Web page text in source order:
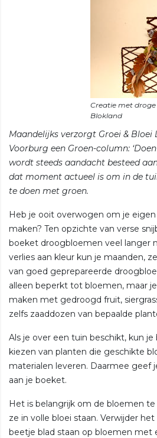
Creatie met
Maandelijks verzorgt Groei & Bloei
Voorburg een Groen-column:
wordt steeds aandacht besteed
dat moment actueel is om in de
te doen met groen.
Heb je ooit overwogen om je
maken? Ten opzichte van verse
boeket droogbloemen veel langer
verlies aan kleur kun je maanden,
van goed geprepareerde
alleen beperkt tot bloemen, maar
maken met gedroogd fruit,
zelfs zaaddozen van bepaalde
Als je over een tuin beschikt, kun
kiezen van planten die geschikte
materialen leveren. Daarmee geef
aan je boeket.
Het is belangrijk om de bloemen
ze in volle bloei staan. Verwijder
beetje blad staan op bloemen met